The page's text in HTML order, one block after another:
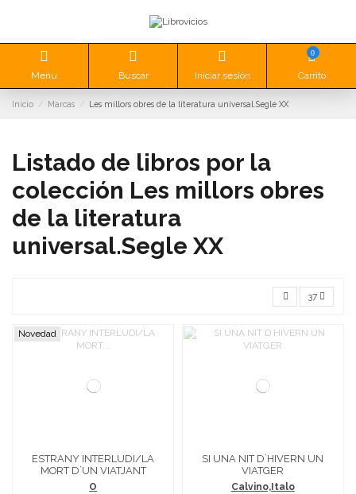
Menu Buscar Iniciar sesión
0
Carrito
Inicio Marcas Les millors obres de la literatura universal.Segle XX
Listado de libros por la
colección Les millors obres
de la literatura
universal.Segle XX
37
Novedad
ESTRANY INTERLUDI/LA
MORT D´UN VIATJANT
O
SI UNA NIT D´HIVERN UN
VIATGER
Calvino,Italo